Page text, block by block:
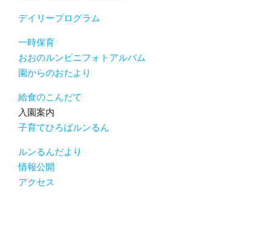
デイリープログラム
一時保育
おおのルンビニフォトアルバム
園からのおたより
給食のこんだて
入園案内
子育てひろばルンるん
ルンるんだより
情報公開
アクセス